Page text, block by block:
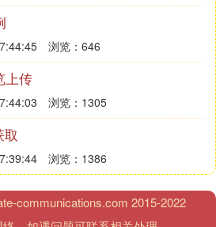
浏览：646
上传
浏览：1305
取
浏览：1386
communications.com 2015-2022